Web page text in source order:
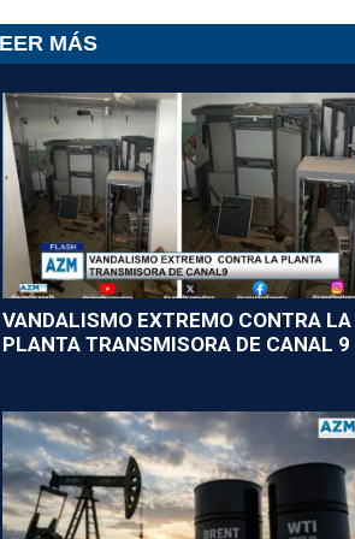
MÁS
VANDALISMO EXTREMO CONTRA LA
PLANTA TRANSMISORA DE CANAL 9